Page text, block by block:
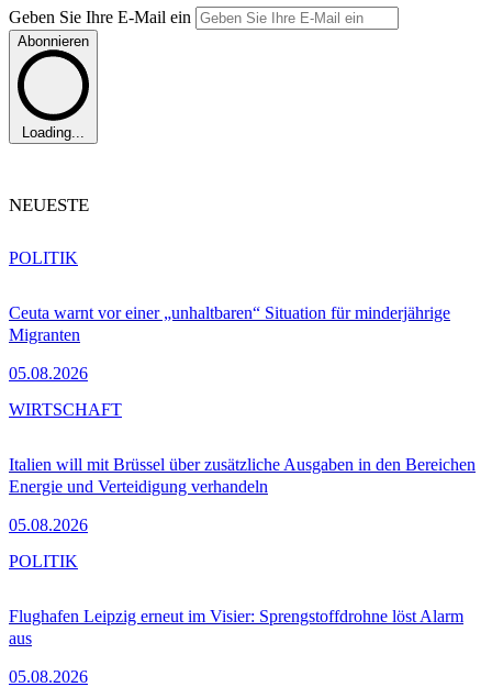
Geben Sie Ihre E-Mail ein
Abonnieren
Loading...
NEUESTE
Ceuta warnt vor einer „unhaltbaren“ Situation für minderjährige
Migranten
05.08.2026
POLITIK
Italien will mit Brüssel über zusätzliche Ausgaben in den Bereichen
Energie und Verteidigung verhandeln
05.08.2026
WIRTSCHAFT
Flughafen Leipzig erneut im Visier: Sprengstoffdrohne löst Alarm
aus
05.08.2026
POLITIK